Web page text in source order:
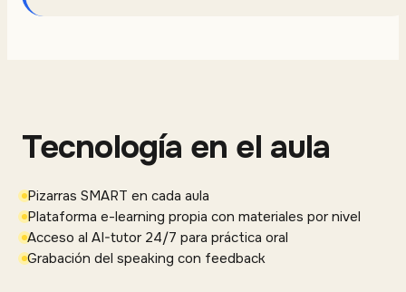
Tecnología en el aula
Pizarras SMART en cada aula
Plataforma e-learning propia con materiales por nivel
Acceso al AI-tutor 24/7 para práctica oral
Grabación del speaking con feedback